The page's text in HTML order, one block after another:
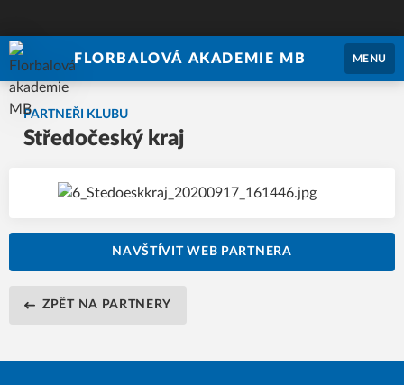
FLORBALOVÁ AKADEMIE MB MENU
PARTNEŘI KLUBU
Středočeský kraj
NAVŠTÍVIT WEB PARTNERA
ZPĚT NA PARTNERY